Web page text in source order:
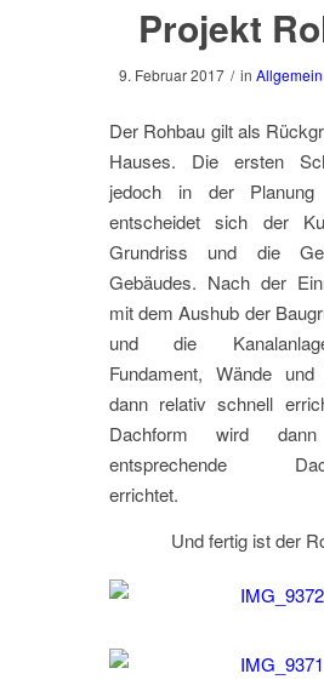
Projekt
9. Februar 2017 / in Allgemein
Der Rohbau gilt als
Hauses. Die ersten
jedoch in der
entscheidet sich der
Grundriss und die
Gebäudes. Nach der
mit dem Aushub der
und die
Fundament, Wände
dann relativ schnell
Dachform wird
entsprechende
errichtet.
Und fertig ist der